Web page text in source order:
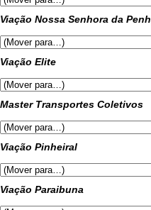
Viação Nossa Senhora da
Viação Elite
Master Transportes Coletivos
Viação Pinheiral
Viação Paraibuna